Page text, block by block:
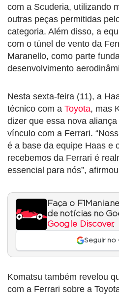
com a Scuderia, utilizando
outras peças permitidas
categoria. Além disso, a
com o túnel de vento da
Maranello, como parte
desenvolvimento
Nesta sexta-feira (11), a
técnico com a Toyota, mas
dizer que essa nova
vínculo com a Ferrari.
é a base da equipe Haas e
recebemos da Ferrari é
essencial para nós”,
Faça o
de notícias no
Google Discover.
Seguir no
Komatsu também revelou
com a Ferrari sobre a